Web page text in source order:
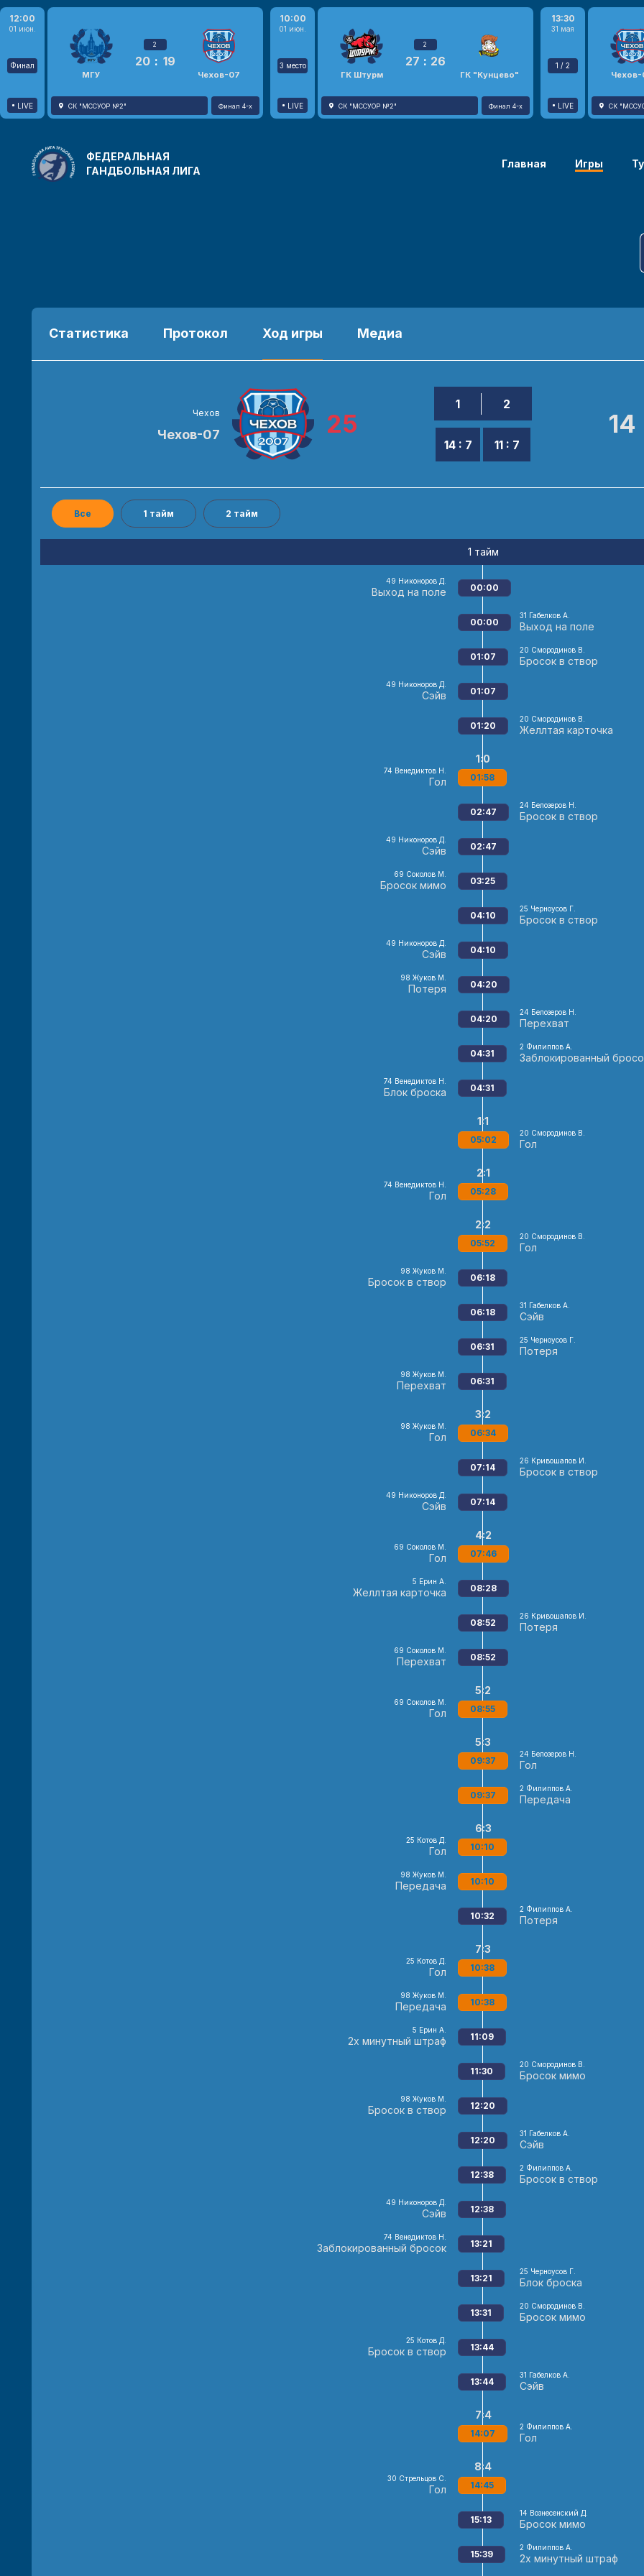
12:00
01 июн.
Финал
LIVE
МГУ
2
20 : 19
Чехов-07
СК "МССУОР №2" Финал 4-х
10:00
01 июн.
3 место
LIVE
ГК Штурм
2
27 : 26
ГК "Кунцево"
СК "МССУОР №2" Финал 4-х
13:30
31 мая
1 / 2
LIVE
Чехов-
СК
ФЕДЕРАЛЬНАЯ
ГАНДБОЛЬНАЯ ЛИГА
Главная Игры
Статистика Протокол Ход игры Медиа
Чехов
Чехов-07 25
1
14 : 7
2
11 : 7
14
Все 1 тайм 2 тайм
1 тайм
49 Никоноров Д.
Выход на поле 00:00
31 Габелков А.
Выход на поле
00:00
20 Смородинов В.
Бросок в створ
01:07
49 Никоноров Д.
Сэйв 01:07
20 Смородинов В.
Желлтая карточка
01:20
74 Венедиктов Н.
Гол
1:0
01:58
24 Белозеров Н.
Бросок в створ
02:47
49 Никоноров Д.
Сэйв 02:47
69 Соколов М.
Бросок мимо 03:25
25 Черноусов Г.
Бросок в створ
04:10
49 Никоноров Д.
Сэйв 04:10
98 Жуков М.
Потеря 04:20
24 Белозеров Н.
Перехват
04:20
2 Филиппов А.
Заблокированный
04:31
74 Венедиктов Н.
Блок броска 04:31
20 Смородинов В.
Гол
1:1
05:02
74 Венедиктов Н.
Гол
2:1
05:28
20 Смородинов В.
Гол
2:2
05:52
98 Жуков М.
Бросок в створ 06:18
31 Габелков А.
Сэйв
06:18
25 Черноусов Г.
Потеря
06:31
98 Жуков М.
Перехват 06:31
98 Жуков М.
Гол
3:2
06:34
26 Кривошапов И.
Бросок в створ
07:14
49 Никоноров Д.
Сэйв 07:14
69 Соколов М.
Гол
4:2
07:46
5 Ерин А.
Желлтая карточка 08:28
26 Кривошапов И.
Потеря
08:52
69 Соколов М.
Перехват 08:52
69 Соколов М.
Гол
5:2
08:55
24 Белозеров Н.
Гол
5:3
09:37
2 Филиппов А.
Передача
09:37
25 Котов Д.
Гол
6:3
10:10
98 Жуков М.
Передача 10:10
2 Филиппов А.
Потеря
10:32
25 Котов Д.
Гол
7:3
10:38
98 Жуков М.
Передача 10:38
5 Ерин А.
2х минутный штраф 11:09
20 Смородинов В.
Бросок мимо
11:30
98 Жуков М.
Бросок в створ 12:20
31 Габелков А.
Сэйв
12:20
2 Филиппов А.
Бросок в створ
12:38
49 Никоноров Д.
Сэйв 12:38
74 Венедиктов Н.
Заблокированный бросок 13:21
25 Черноусов Г.
Блок броска
13:21
20 Смородинов В.
Бросок мимо
13:31
25 Котов Д.
Бросок в створ 13:44
31 Габелков А.
Сэйв
13:44
2 Филиппов А.
Гол
7:4
14:07
30 Стрельцов С.
Гол
8:4
14:45
14 Вознесенский Д.
Бросок мимо
15:13
2 Филиппов А.
2х минутный штраф
15:39